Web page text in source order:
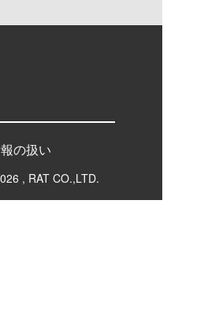
の扱い
, RAT CO.,LTD.